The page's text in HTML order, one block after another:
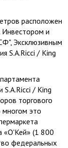
расположен
и
Эксклюзивным
S.A.Ricci / King
/ King
торгового
многом это
«О'Кей» (1 800
федеральных